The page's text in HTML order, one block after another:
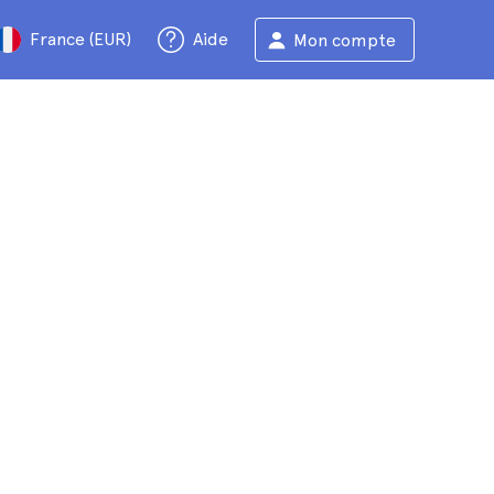
France (EUR) Aide Mon compte